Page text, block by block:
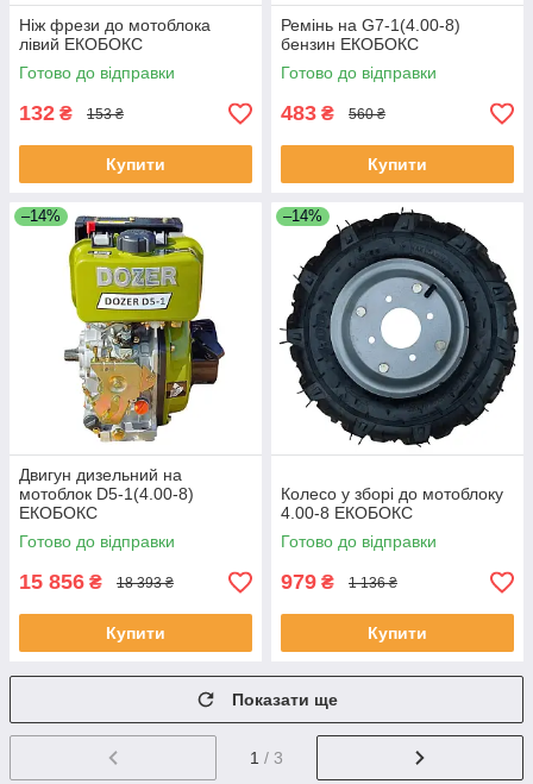
Ніж фрези до мотоблока
лівий ЕКОБОКС
Готово до відправки
132 ₴ 153 ₴
Купити
Ремінь на G7-1(4.00-8)
бензин ЕКОБОКС
Готово до відправки
483 ₴ 560 ₴
Купити
–14%
Двигун дизельний на
мотоблок D5-1(4.00-8)
ЕКОБОКС
Готово до відправки
15 856 ₴ 18 393 ₴
Купити
–14%
Колесо у зборі до мотоблоку
4.00-8 ЕКОБОКС
Готово до відправки
979 ₴ 1 136 ₴
Купити
Показати ще
1 / 3